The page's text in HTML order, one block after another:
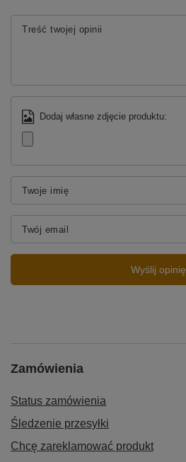
Treść twojej opinii
Dodaj własne zdjęcie produktu:
Twoje imię
Twój email
Wyślij opinię
Zamówienia
Status zamówienia
Śledzenie przesyłki
Chcę zareklamować produkt